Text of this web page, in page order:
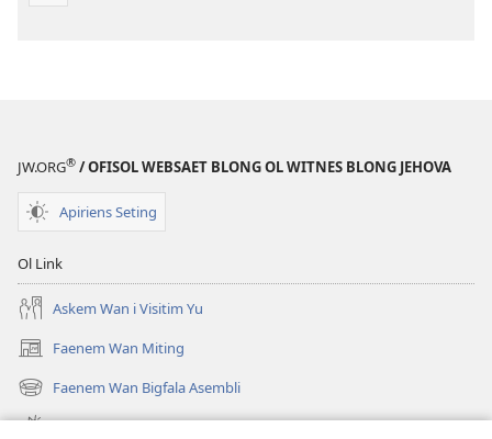
JW.ORG® / OFISOL WEBSAET BLONG OL WITNES BLONG JEHOVA
Apiriens Seting
Ol Link
Askem Wan i Visitim Yu
Faenem Wan Miting
(openem
wan
niufala
windo)
Faenem Wan Bigfala Asembli
(openem
wan Wanem niufala samting